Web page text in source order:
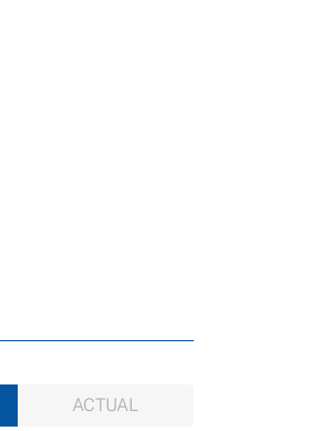
ACTUAL